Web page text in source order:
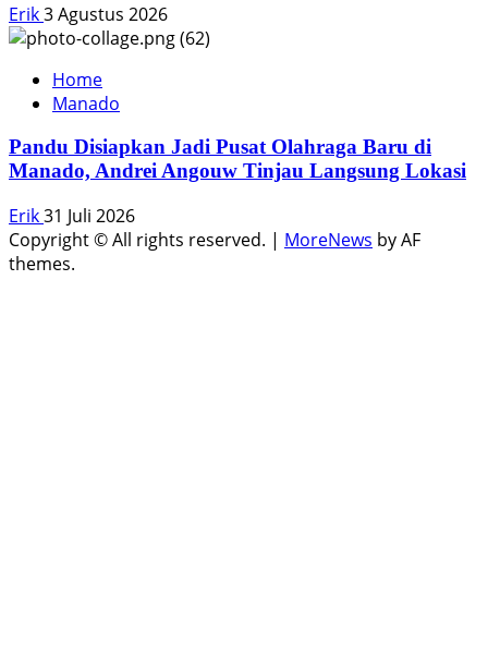
Erik3 Agustus 2026
Home
Manado
Pandu Disiapkan Jadi Pusat Olahraga Baru di
Manado, Andrei Angouw Tinjau Langsung Lokasi
Erik31 Juli 2026
Copyright © All rights reserved. | MoreNews by AF
themes.